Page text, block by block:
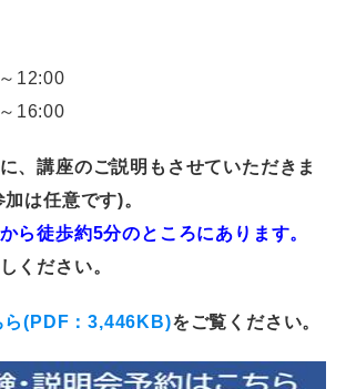
12:00
16:00
、講座のご説明もさせていただきま
は任意です)。
ら徒歩約5分のところにあります。
ください。
ら(PDF：3,446KB)をご覧ください。